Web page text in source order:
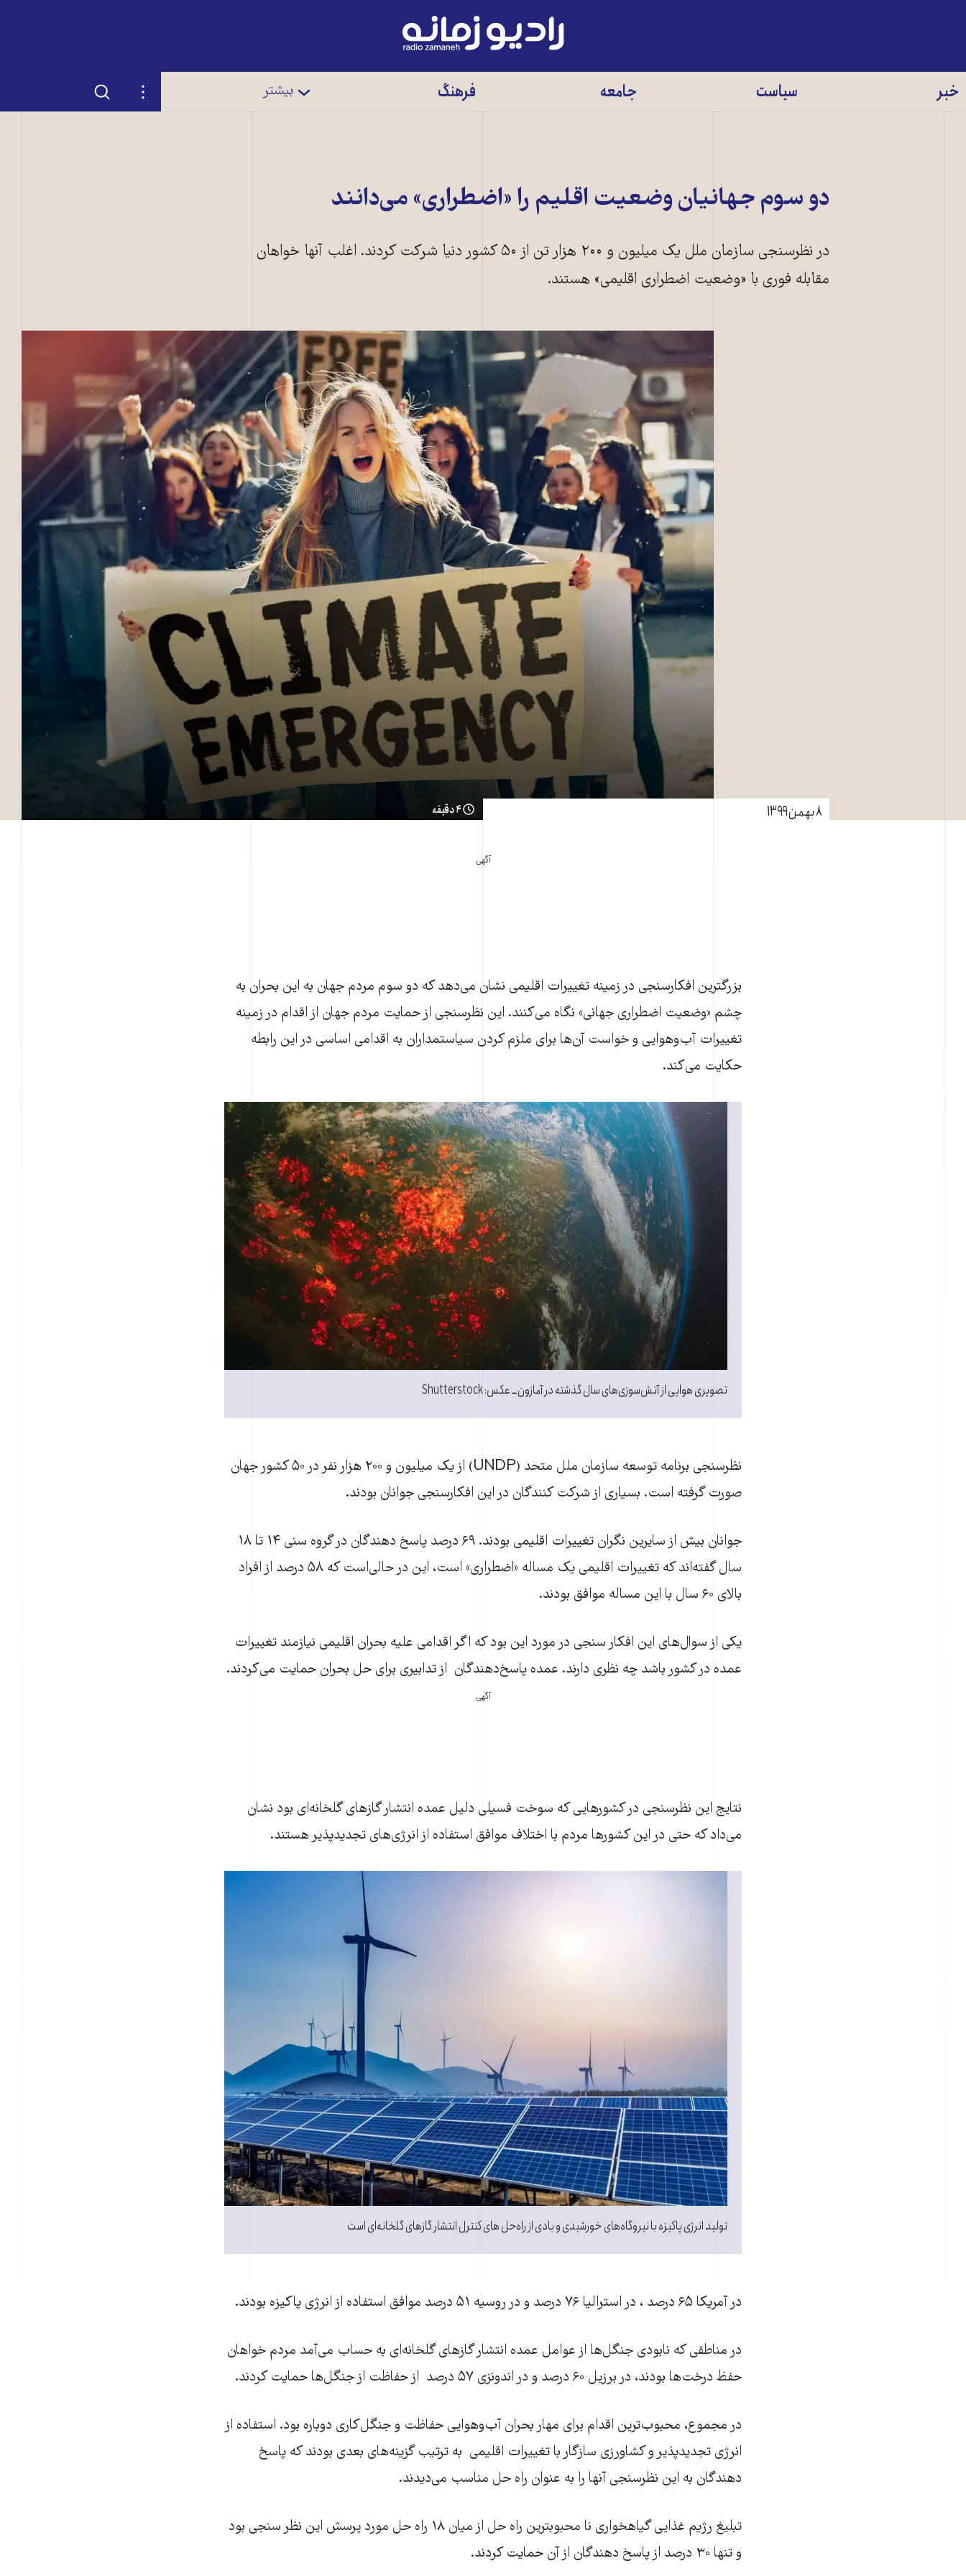
رادیو
زمانه
خبر سیاست جامعه فرهنگ بیشتر تنظیمات جستجو
دو سوم جهانیان وضعیت اقلیم را «اضطراری» می‌دانند
در نظرسنجی سازمان ملل یک میلیون و ۲۰۰ هزار تن از ۵۰ کشور دنیا شرکت کردند. اغلب آنها خواهان
مقابله فوری با «وضعیت اضطراری اقلیمی» هستند.
۸ بهمن ۱۳۹۹ ۴ دقیقه
آگهی
بزرگترین افکارسنجی در زمینه تغییرات اقلیمی نشان می‌دهد که دو سوم مردم جهان به این بحران به
چشم «وضعیت اضطراری جهانی» نگاه می‌کنند. این نظرسنجی از حمایت مردم جهان از اقدام در زمینه
تغییرات آب‌وهوایی و خواست آن‌ها برای ملزم کردن سیاستمداران به اقدامی اساسی در این رابطه
حکایت می‌کند.
تصویری هوایی از آتش‌سوزی‌های سال گذشته در آمازون ــ عکس: Shutterstock
نظرسنجی برنامه توسعه سازمان ملل متحد (UNDP) از یک میلیون و ۲۰۰ هزار نفر در ۵۰ کشور جهان
صورت گرفته است. بسیاری از شرکت کنندگان در این افکارسنجی جوانان بودند.
جوانان بیش از سایرین نگران تغییرات اقلیمی بودند. ۶۹ درصد پاسخ دهندگان در گروه سنی ۱۴ تا ۱۸
سال گفته‌اند که تغییرات اقلیمی یک مساله «اضطراری» است، این در حالی‌است که ۵۸ درصد از افراد
بالای ۶۰ سال با این مساله موافق بودند.
یکی از سوال‌های این افکار سنجی در مورد این بود که اگر اقدامی علیه بحران اقلیمی نیازمند تغییرات
عمده در کشور باشد چه نظری دارند. عمده پاسخ‌دهندگان از تدابیری برای حل بحران حمایت می‌کردند.
آگهی
نتایج این نظرسنجی در کشورهایی که سوخت فسیلی دلیل عمده انتشار گازهای گلخانه‌ای بود نشان
می‌‌داد که حتی در این کشورها مردم با اختلاف موافق استفاده از انرژی‌های تجدیدپذیر هستند.
تولید انرژی پاکیزه با نیروگاه‌‌های خورشیدی و بادی از راه‌حل های کنترل انتشار گازهای گلخانه‌ای است
در آمریکا ۶۵ درصد ، در استرالیا ۷۶ درصد و در روسیه ۵۱ درصد موافق استفاده از انرژی پاکیزه بودند.
در مناطقی که نابودی جنگل‌ها از عوامل عمده انتشار گاز‌های گلخانه‌ای به حساب می‌آمد مردم خواهان
حفظ درخت‌ها بودند، در برزیل ۶۰ درصد و در اندونزی ۵۷ درصد از حفاظت از جنگل‌ها حمایت کردند.
در مجموع، محبوب‌ترین اقدام برای مهار بحران آب‌وهوایی حفاظت و جنگل‌کاری دوباره بود. استفاده از
انرژی تجدیدپذیر و کشاورزی سازگار با تغییرات اقلیمی به ترتیب گزینه‌های بعدی بودند که پاسخ
دهندگان به این نظرسنجی آنها را به عنوان راه حل مناسب می‌دیدند.
تبلیغ رژیم غذایی گیاهخواری نا محبوبترین راه حل از میان ۱۸ راه حل مورد پرسش این نظر سنجی بود
و تنها ۳۰ درصد از پاسخ دهندگان از آن حمایت کردند.